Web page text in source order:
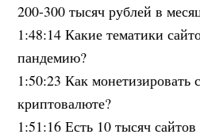
200-300 тысяч рублей в
1:48:14 Какие тематики
пандемию?
1:50:23 Как монетизировать
криптовалюте?
1:51:16 Есть 10 тысяч